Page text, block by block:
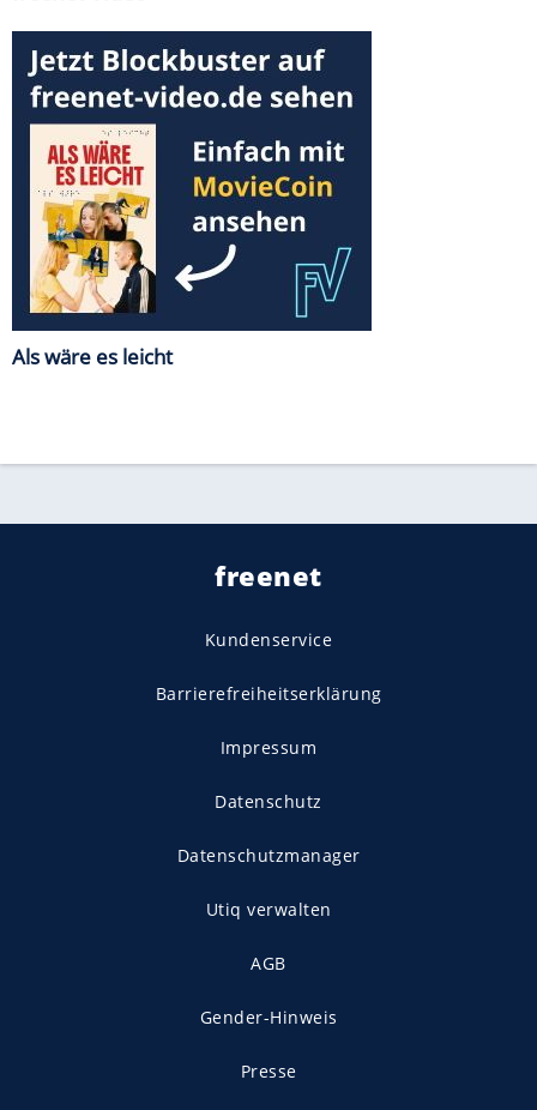
Als wäre es leicht
freenet
Kundenservice
Barrierefreiheitserklärung
Impressum
Datenschutz
Datenschutzmanager
Utiq verwalten
AGB
Gender-Hinweis
Presse